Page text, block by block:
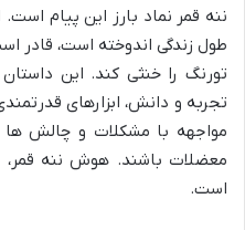
ننه قمر نماد بارز این پیام
طول زندگی اندوخته است، قادر
تورنگ را خنثی کند. این
تجربه و دانش، ابزارهای
مواجهه با مشکلات و چالش ها
معضلات باشند. هوش ننه قمر،
است.